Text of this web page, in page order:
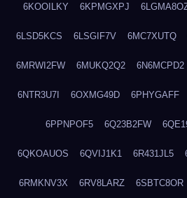
6KOOILKY 6KPMGXPJ
6LSD5KCS 6LSGIF7V 6MC7XUTQ
6MRWI2FW 6MUKQ2Q2 6N6MCPD2
6NTR3U7I 6OXMG49D 6PHYGAFF
6PPNPOF5 6Q23B2FW
6QKOAUOS 6QVIJ1K1 6R431JL5
6RMKNV3X 6RV8LARZ 6SBTC8OR